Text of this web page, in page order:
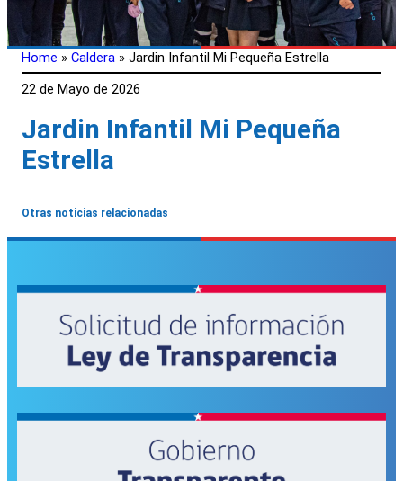
Home » Caldera » Jardin Infantil Mi Pequeña Estrella
22 de Mayo de 2026
Jardin Infantil Mi Pequeña
Estrella
Otras noticias relacionadas